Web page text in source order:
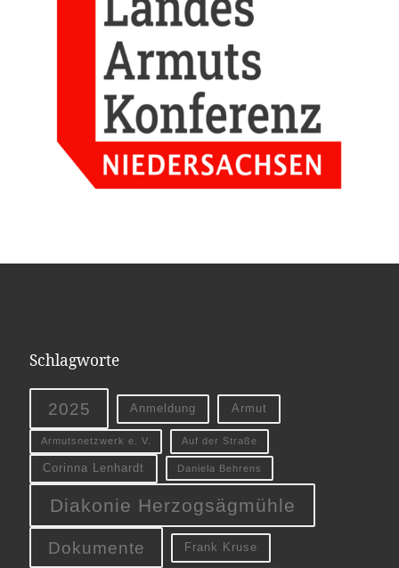
Schlagworte
2025 Anmeldung Armut
Armutsnetzwerk e. V. Auf der Straße
Corinna Lenhardt Daniela Behrens
Diakonie Herzogsägmühle
Dokumente Frank Kruse